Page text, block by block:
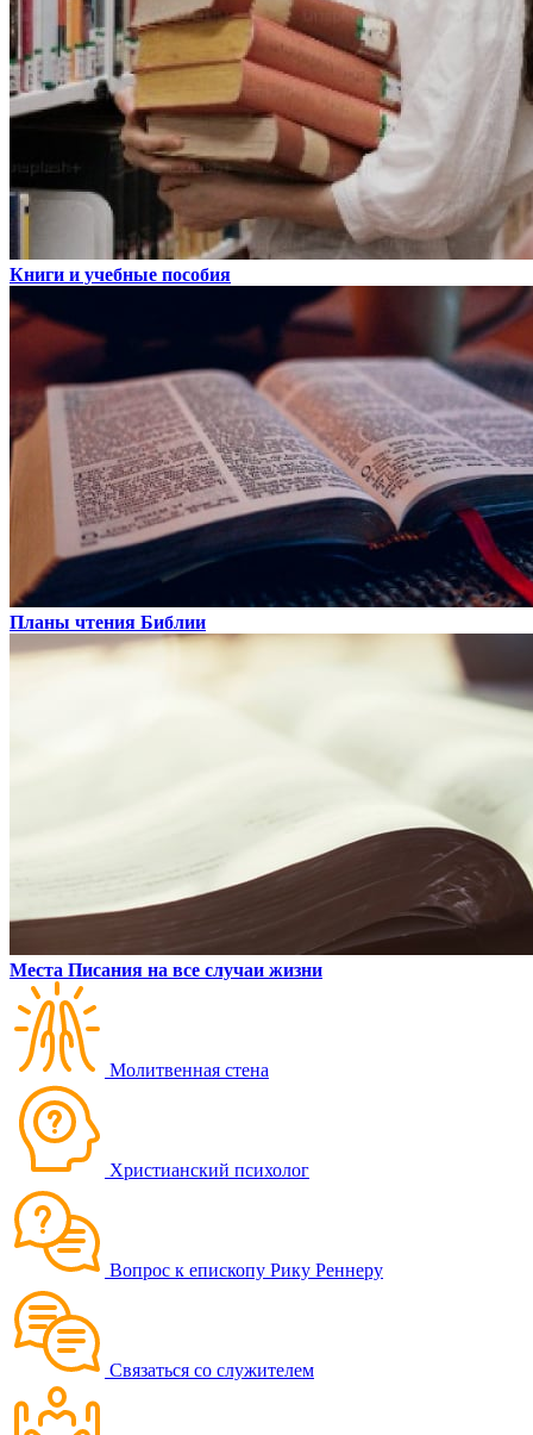
Книги и учебные пособия
Планы чтения Библии
Места Писания на все случаи жизни
Молитвенная стена
Христианский психолог
Вопрос к епископу Рику Реннеру
Связаться со служителем